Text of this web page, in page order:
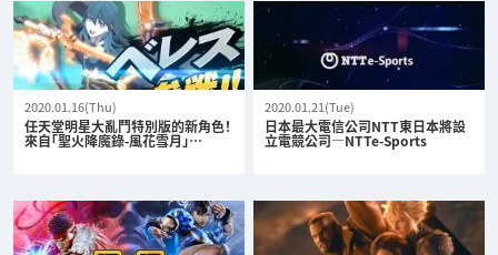
2020.01.16(Thu)
任天堂明星大亂鬥特別版的新角色！
來自「聖火降魔錄-風花雪月」…
2020.01.21(Tue)
日本最大電信公司NTT東日本將設
立電競公司—NTTe-Sports